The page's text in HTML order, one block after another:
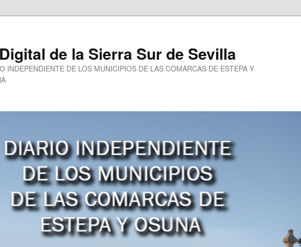
de la Sierra Sur de Sevilla
INDEPENDIENTE DE LOS MUNICIPIOS DE LAS COMARCAS DE ESTEPA Y